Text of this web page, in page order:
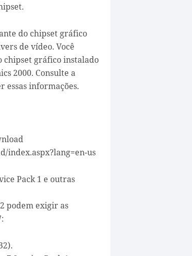
do chipset gráfico
de vídeo. Você
chipset gráfico instalado
2000. Consulte a
essas informações.
index.aspx?lang=en-us
Pack 1 e outras
podem exigir as